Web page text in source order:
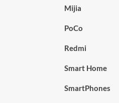
Mijia
PoCo
Redmi
Smart Home
SmartPhones